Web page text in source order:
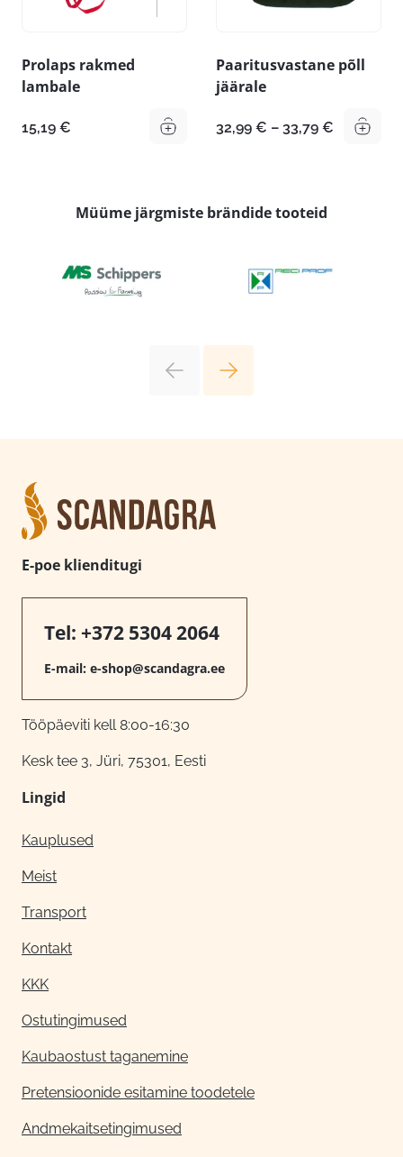
Prolaps rakmed
lambale
15,19 €
Paaritusvastane põll
jäärale
32,99 € – 33,79 €
Müüme järgmiste brändide tooteid
E-poe klienditugi
Tel: +372 5304 2064
E-mail: e-shop@scandagra.ee
Tööpäeviti kell 8:00-16:30
Kesk tee 3, Jüri, 75301, Eesti
Lingid
Kauplused
Meist
Transport
Kontakt
KKK
Ostutingimused
Kaubaostust taganemine
Pretensioonide esitamine toodetele
Andmekaitsetingimused